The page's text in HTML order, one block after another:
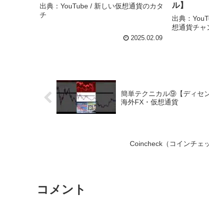
出典：YouTube / 新しい仮想通貨のカタ
チ
2025.02.09
ル】
出典：
想通貨チャ
簡単テクニカル⑨【ディセ
海外FX・仮想通貨
Coincheck（コインチェ
コメント